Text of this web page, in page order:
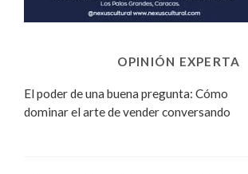
OPINIÓN EXPERTA
El poder de una buena pregunta: Cómo
dominar el arte de vender conversando